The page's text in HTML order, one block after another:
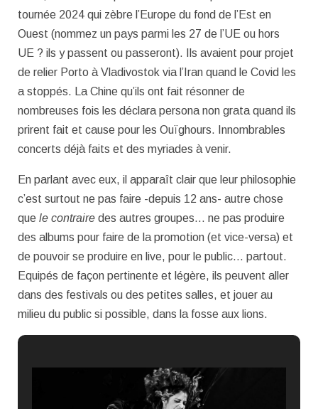
tournée 2024 qui zèbre l’Europe du fond de l’Est en
Ouest (nommez un pays parmi les 27 de l’UE ou hors
UE ? ils y passent ou passeront). Ils avaient pour projet
de relier Porto à Vladivostok via l’Iran quand le Covid les
a stoppés. La Chine qu’ils ont fait résonner de
nombreuses fois les déclara persona non grata quand ils
prirent fait et cause pour les Ouïghours. Innombrables
concerts déjà faits et des myriades à venir.
En parlant avec eux, il apparaît clair que leur philosophie
c’est surtout ne pas faire -depuis 12 ans- autre chose
que le contraire des autres groupes… ne pas produire
des albums pour faire de la promotion (et vice-versa) et
de pouvoir se produire en live, pour le public… partout.
Equipés de façon pertinente et légère, ils peuvent aller
dans des festivals ou des petites salles, et jouer au
milieu du public si possible, dans la fosse aux lions.